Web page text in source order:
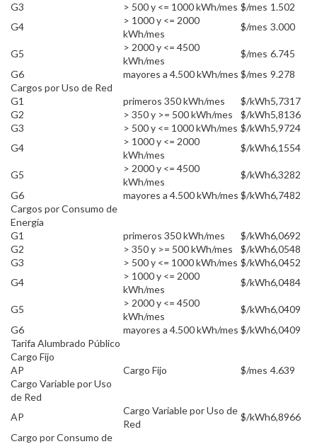
G3
> 500 y <= 1000 kWh/mes $/mes 1.502
G4
> 1000 y <= 2000
kWh/mes
$/mes 3.000
G5
> 2000 y <= 4500
kWh/mes
$/mes 6.745
G6
mayores a 4.500 kWh/mes $/mes 9.278
Cargos por Uso de Red
G1
primeros 350 kWh/mes $/kWh5,7317
G2
> 350 y >= 500 kWh/mes $/kWh5,8136
G3
> 500 y <= 1000 kWh/mes $/kWh5,9724
G4
> 1000 y <= 2000
kWh/mes
$/kWh6,1554
G5
> 2000 y <= 4500
kWh/mes
$/kWh6,3282
G6
mayores a 4.500 kWh/mes $/kWh6,7482
Cargos por Consumo de
Energía
G1
primeros 350 kWh/mes $/kWh6,0692
G2
> 350 y >= 500 kWh/mes $/kWh6,0548
G3
> 500 y <= 1000 kWh/mes $/kWh6,0452
G4
> 1000 y <= 2000
kWh/mes
$/kWh6,0484
G5
> 2000 y <= 4500
kWh/mes
$/kWh6,0409
G6
mayores a 4.500 kWh/mes $/kWh6,0409
Tarifa Alumbrado Público
Cargo Fijo
AP
Cargo Fijo $/mes 4.639
Cargo Variable por Uso
de Red
AP
Cargo Variable por Uso de
Red
$/kWh6,8966
Cargo por Consumo de